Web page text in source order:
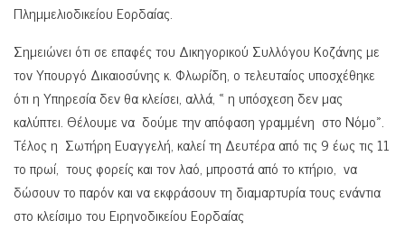
Πλημμελιοδικείου Εορδαίας.
Σημειώνει ότι σε επαφές του Δικηγορικού Συλλόγου Κοζάνης με
τον Υπουργό Δικαιοσύνης κ. Φλωρίδη, ο τελευταίος υποσχέθηκε
ότι η Υπηρεσία δεν θα κλείσει, αλλά, « η υπόσχεση δεν μας
καλύπτει. Θέλουμε να δούμε την απόφαση γραμμένη στο Νόμο».
Τέλος η Σωτήρη Ευαγγελή, καλεί τη Δευτέρα από τις 9 έως τις 11
το πρωί, τους φορείς και τον λαό, μπροστά από το κτήριο, να
δώσουν το παρόν και να εκφράσουν τη διαμαρτυρία τους ενάντια
στο κλείσιμο του Ειρηνοδικείου Εορδαίας